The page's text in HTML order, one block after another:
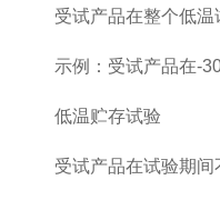
受试产品在整个低
示例：受试产品在-
低温贮存试验
受试产品在试验期